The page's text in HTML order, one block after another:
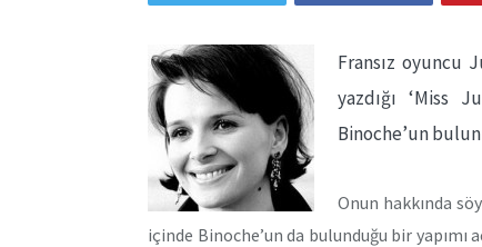
Fransız oyuncu
yazdığı ‘Miss
Binoche’un
Onun hakkında
içinde Binoche’un da bulunduğu bir yapımı